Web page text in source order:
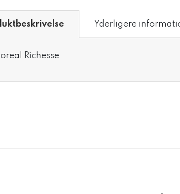
Yderligere
Richesse